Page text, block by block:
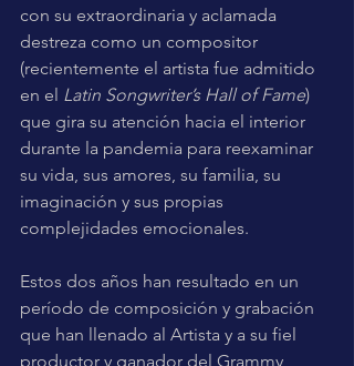
con su extraordinaria y aclamada
destreza como un compositor
(recientemente el artista fue admitido
en el Latin Songwriter’s Hall of Fame)
que gira su atención hacia el interior
durante la pandemia para reexaminar
su vida, sus amores, su familia, su
imaginación y sus propias
complejidades emocionales.
Estos dos años han resultado en un
período de composición y grabación
que han llenado al Artista y a su fiel
productor y ganador del Grammy